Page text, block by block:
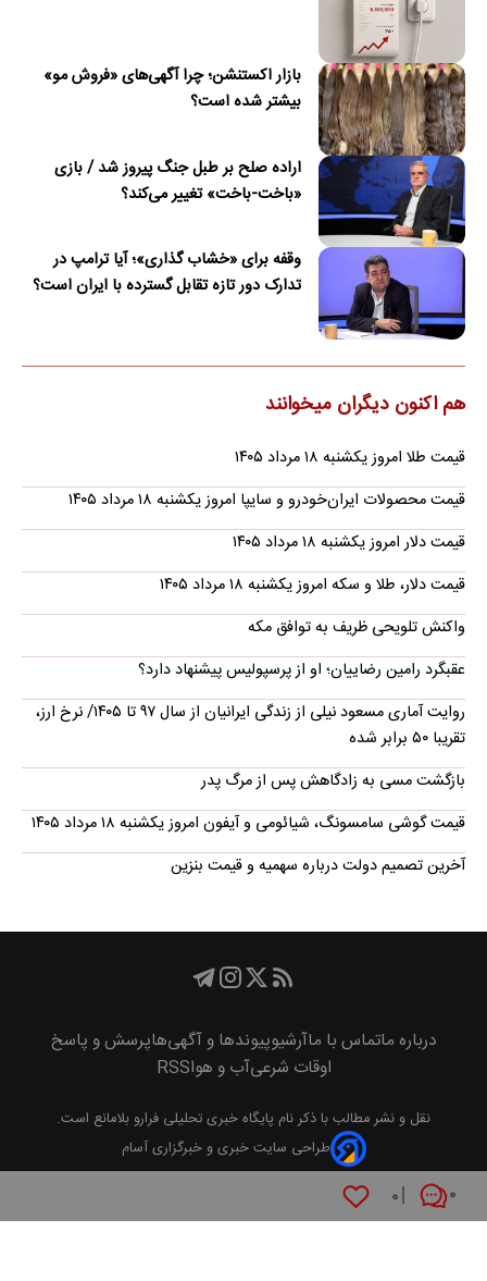
۰ ۰
بازار اکستنشن؛ چرا آگهی‌های «فروش مو»
بیشتر شده است؟
اراده صلح بر طبل جنگ پیروز شد / بازی
«باخت-باخت» تغییر می‌کند؟
وقفه برای «خشاب گذاری»؛ آیا ترامپ در
تدارک دور تازه تقابل گسترده با ایران است؟
هم اکنون دیگران میخوانند
قیمت طلا امروز یکشنبه ۱۸ مرداد ۱۴۰۵
قیمت محصولات ایران‌خودرو و سایپا امروز یکشنبه ۱۸ مرداد ۱۴۰۵
قیمت دلار امروز یکشنبه ۱۸ مرداد ۱۴۰۵
قیمت دلار، طلا و سکه امروز یکشنبه ۱۸ مرداد ۱۴۰۵
واکنش تلویحی ظریف به توافق مکه
عقبگرد رامین رضاییان؛ او از پرسپولیس پیشنهاد دارد؟
روایت آماری مسعود نیلی از زندگی ایرانیان از سال ۹۷ تا ۱۴۰۵/ نرخ ارز،
تقریبا ۵۰ برابر شده
بازگشت مسی به زادگاهش پس از مرگ پدر
قیمت گوشی سامسونگ، شیائومی و آیفون امروز یکشنبه ۱۸ مرداد ۱۴۰۵
آخرین تصمیم دولت درباره سهمیه و قیمت بنزین
درباره ماتماس با ماآرشیوپیوند‌ها و آگهی‌هاپرسش و پاسخ
اوقات شرعیآب و هواRSS
نقل و نشر مطالب با ذکر نام پايگاه خبری تحليلی فرارو بلامانع است.
طراحی سایت خبری و خبرگزاری آسام